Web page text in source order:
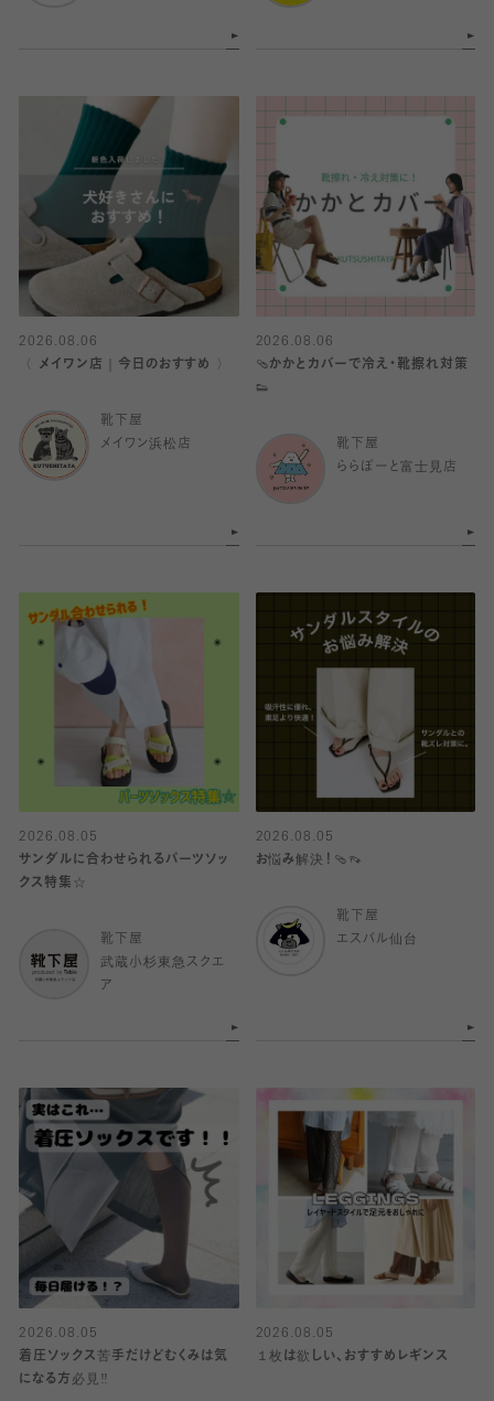
2026.08.06
〈 メイワン店｜今日のおすすめ 〉
靴下屋
メイワン浜松店
2026.08.06
🩴かかとカバーで冷え・靴擦れ対策
👟
靴下屋
ららぽーと富士見店
2026.08.05
サンダルに合わせられるパーツソッ
クス特集☆
靴下屋
武蔵小杉東急スクエ
ア
2026.08.05
お悩み解決！🩴👡
靴下屋
エスパル仙台
2026.08.05
着圧ソックス苦手だけどむくみは気
になる方必見‼️
2026.08.05
１枚は欲しい、おすすめレギンス